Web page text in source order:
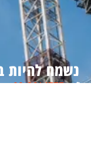
נשמח להיות
08-8614777